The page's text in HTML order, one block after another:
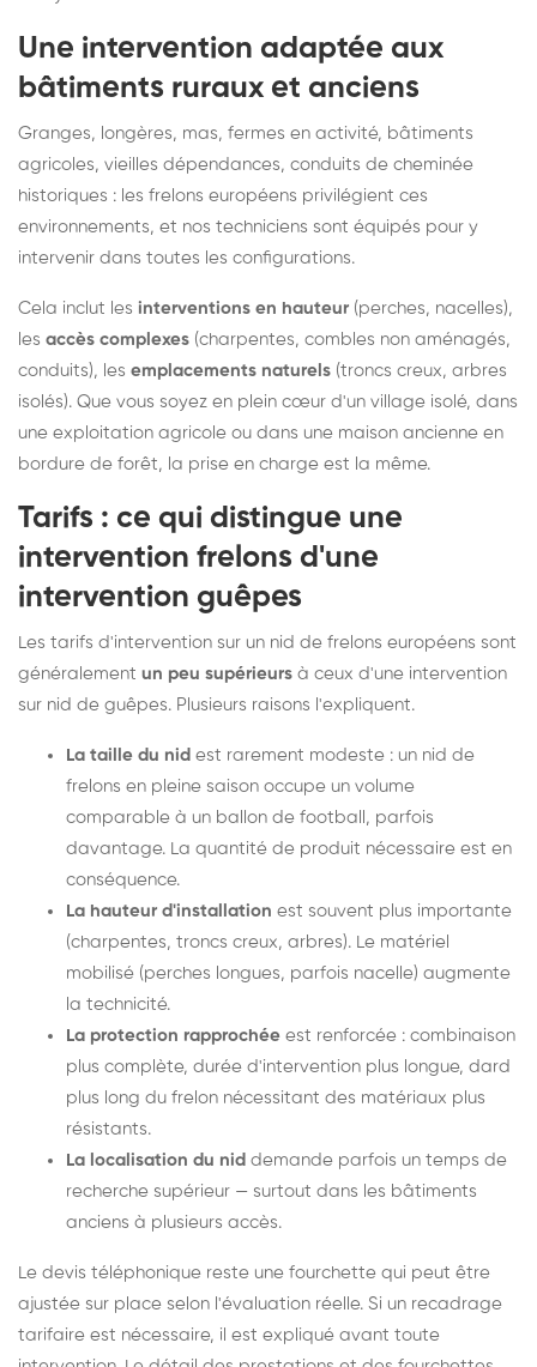
Une intervention adaptée aux
bâtiments ruraux et anciens
Granges, longères, mas, fermes en activité, bâtiments
agricoles, vieilles dépendances, conduits de cheminée
historiques : les frelons européens privilégient ces
environnements, et nos techniciens sont équipés pour y
intervenir dans toutes les configurations.
Cela inclut les interventions en hauteur (perches, nacelles),
les accès complexes (charpentes, combles non aménagés,
conduits), les emplacements naturels (troncs creux, arbres
isolés). Que vous soyez en plein cœur d'un village isolé, dans
une exploitation agricole ou dans une maison ancienne en
bordure de forêt, la prise en charge est la même.
Tarifs : ce qui distingue une
intervention frelons d'une
intervention guêpes
Les tarifs d'intervention sur un nid de frelons européens sont
généralement un peu supérieurs à ceux d'une intervention
sur nid de guêpes. Plusieurs raisons l'expliquent.
La taille du nid est rarement modeste : un nid de
frelons en pleine saison occupe un volume
comparable à un ballon de football, parfois
davantage. La quantité de produit nécessaire est en
conséquence.
La hauteur d'installation est souvent plus importante
(charpentes, troncs creux, arbres). Le matériel
mobilisé (perches longues, parfois nacelle) augmente
la technicité.
La protection rapprochée est renforcée : combinaison
plus complète, durée d'intervention plus longue, dard
plus long du frelon nécessitant des matériaux plus
résistants.
La localisation du nid demande parfois un temps de
recherche supérieur — surtout dans les bâtiments
anciens à plusieurs accès.
Le devis téléphonique reste une fourchette qui peut être
ajustée sur place selon l'évaluation réelle. Si un recadrage
tarifaire est nécessaire, il est expliqué avant toute